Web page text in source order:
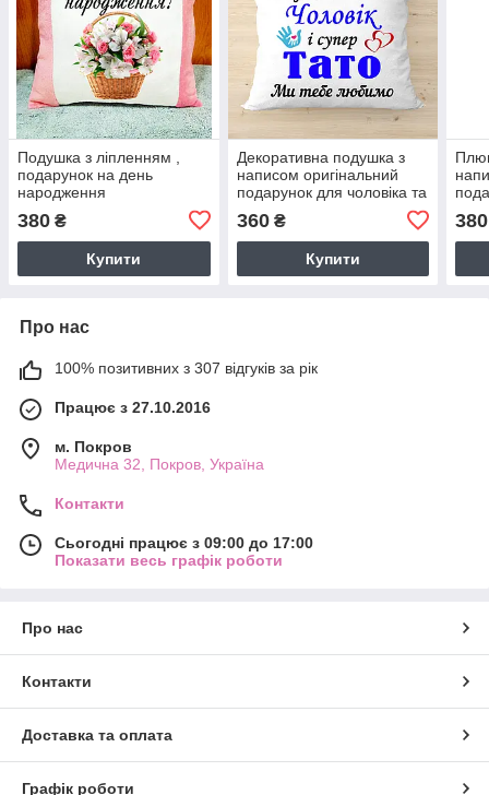
Подушка з ліпленням ,
подарунок на день
народження
380 ₴
Купити
Декоративна подушка з
написом оригінальний
подарунок для чоловіка та
360₴
Купити
380
Про нас
100% позитивних з 307 відгуків за рік
Працює з 27.10.2016
м. Покров
Медична 32, Покров, Україна
Контакти
Сьогодні працює з 09:00 до 17:00
Показати весь графік роботи
Про нас
Контакти
Доставка та оплата
Графік роботи